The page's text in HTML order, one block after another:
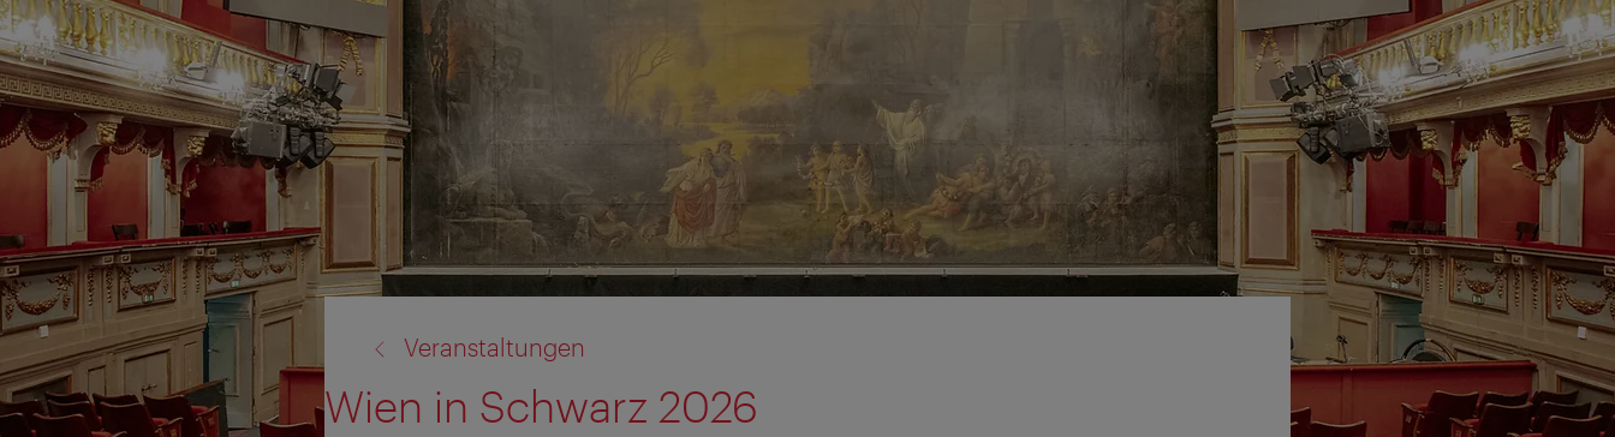
Veranstaltungen
Wien in Schwarz 2026